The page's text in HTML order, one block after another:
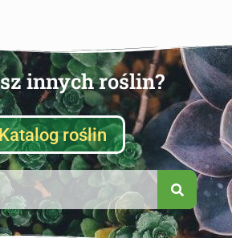
innych roślin?
roślin